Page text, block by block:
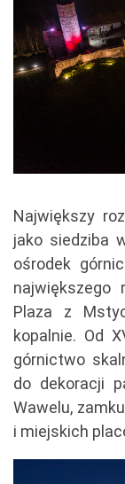
Największy
jako siedziba
ośrodek
największego
Plaza z
kopalnie. Od
górnictwo
do dekoracji
Wawelu,
i miejskich